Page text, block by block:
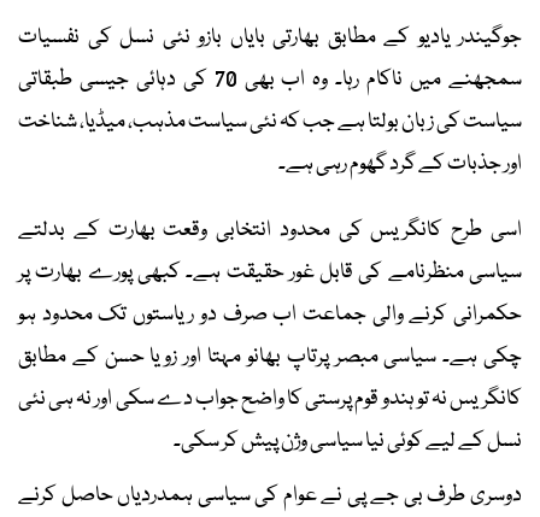
جوگیندر یادیو کے مطابق بھارتی بایاں بازو نئی نسل کی نفسیات
سمجھنے میں ناکام رہا۔ وہ اب بھی 70 کی دہائی جیسی طبقاتی
سیاست کی زبان بولتا ہے جب کہ نئی سیاست مذہب، میڈیا، شناخت
اور جذبات کے گرد گھوم رہی ہے۔
اسی طرح کانگریس کی محدود انتخابی وقعت بھارت کے بدلتے
سیاسی منظرنامے کی قابل غور حقیقت ہے۔ کبھی پورے بھارت پر
حکمرانی کرنے والی جماعت اب صرف دو ریاستوں تک محدود ہو
چکی ہے۔ سیاسی مبصر پرتاپ بھانو مہتا اور زویا حسن کے مطابق
کانگریس نہ تو ہندو قوم پرستی کا واضح جواب دے سکی اور نہ ہی نئی
نسل کے لیے کوئی نیا سیاسی وژن پیش کر سکی۔
دوسری طرف بی جے پی نے عوام کی سیاسی ہمدردیاں حاصل کرنے